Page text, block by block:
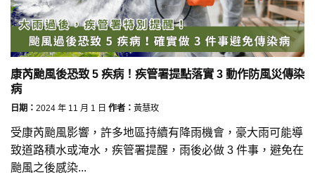
康芮颱風後恐致 5 疾病！疾管署提點落實 3 動作防風災傳染
病
日期： 2024 年 11 月 1 日 作者： 黃慧玫
受康芮颱風影響，許多地區持續有降雨機會，豪大雨可能導
致道路積水或淹水，疾管署提醒，雨後必做 3 件事，避免在
颱風之後感染...